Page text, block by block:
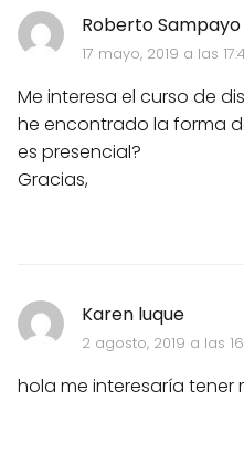
Roberto Sampayo
17 mayo, 2019 a las
Me interesa el curso de
he encontrado la forma
es presencial?
Gracias,
Karen luque
2 agosto, 2019 a las
hola me interesaría tener